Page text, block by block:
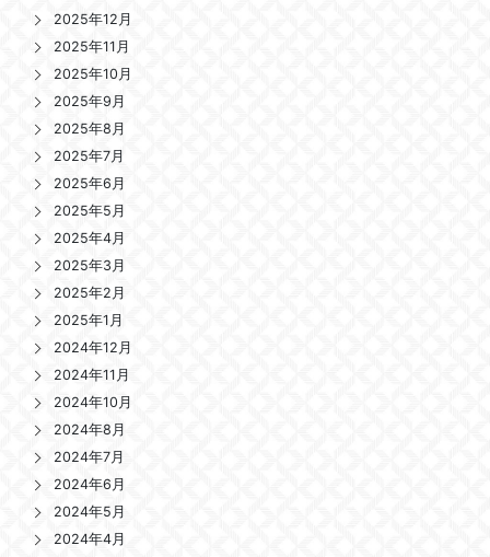
2025年12月
2025年11月
2025年10月
2025年9月
2025年8月
2025年7月
2025年6月
2025年5月
2025年4月
2025年3月
2025年2月
2025年1月
2024年12月
2024年11月
2024年10月
2024年8月
2024年7月
2024年6月
2024年5月
2024年4月